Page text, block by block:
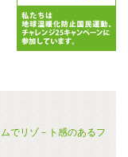
でリゾ－ト感のあるフ